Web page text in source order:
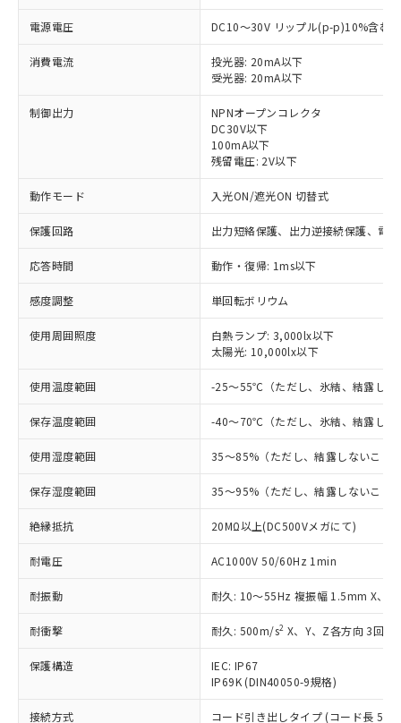
電源電圧 DC10～30V リップル(p-p)10%含む
消費電流
投光器: 20mA以下
受光器: 20mA以下
制御出力
NPNオープンコレクタ
DC30V以下
100mA以下
残留電圧: 2V以下
動作モード 入光ON/遮光ON 切替式
保護回路 出力短絡保護、出力逆接続保護、電
応答時間 動作・復帰: 1ms以下
感度調整 単回転ボリウム
使用周囲照度
白熱ランプ: 3,000lx以下
太陽光: 10,000lx以下
使用温度範囲 -25～55℃（ただし、氷結、結露しな
保存温度範囲 -40～70℃（ただし、氷結、結露しな
使用湿度範囲 35～85%（ただし、結露しないこと
保存湿度範囲 35～95%（ただし、結露しないこと
絶縁抵抗 20MΩ以上(DC500Vメガにて)
耐電圧 AC1000V 50/60Hz 1min
耐振動 耐久: 10～55Hz 複振幅 1.5mm X、Y
耐衝撃 耐久: 500m/s2 X、Y、Z各方向 3回
保護構造
IEC: IP67
IP69K (DIN40050-9規格)
接続方式 コード引き出しタイプ (コード長 5m)
以下の条件をお読みいただき、同意のうえ
本サービスは、当社制御機器事業取扱
商品の当社在庫状況および標準価格
(税抜)を提供させていただくもので
当社制御機器事業取扱商品の中には、
本サービスの対象外となる商品もある
ことをご了承ください。
在庫状況および標準価格照会結果は、
記載している更新日時点での社内デー
タに基づき作成されるものであり、閲
覧された時点での実際の在庫および標
準価格とは異なる場合があることをご
※1 対応状況
対応済み：EU RoHS指令（10物質）の
非含有に対応した製品が提供可能な商品で
対応予定：EU RoHS指令（10物質）の非含
有に対応した製品に切り替える予定のある
商品です。
対応予定なし：EU RoHS指令（10物質）の
非含有に非対応の商品で、対応品を出す予
調査・確認中：EU RoHS指令（10物質）の
非含有の対応状況を調査中または確認中の
非該当品：ライセンス料など無形物で、有
害物質有無と関係のない商品です。
仕入先様の事情により、非含有部品として
いたものが、含有品と判明した場合などや
むを得ず変更することがあります。
*EU RoHS指令（10物質）：
鉛(Pb) 1000ppm以下、 水銀(Hg) 1000ppm以下、 カド
六価クロム(Cr(Ⅵ)) 1000ppm以下、ポリ臭化ビフェニル
※1 中国RoHS○×表
「○」：最大均質材料含有率が中国RoHSの
基準値以下であることを示します。
「×」：最大均質材料含有率が中国RoHSの
基準値を超えていることを示します。
「－」：未確認です。当社販売部門へお問
*中国RoHS10物質の基準値 (GB/T26572)：
Pb(鉛) :1000ppm、 Hg(水銀) : 1000ppm、 Cd(カドミウ
ム) : 100ppm、
当社は、これら貴社製品のうち、外国
為替および外国貿易法に定める商品
（以下｢規制貨物等」という）を輸出
または国外への提供する場合は、日本
国政府の輸出許可(または役務取引許
可)を取得するなどの必要な手続きを